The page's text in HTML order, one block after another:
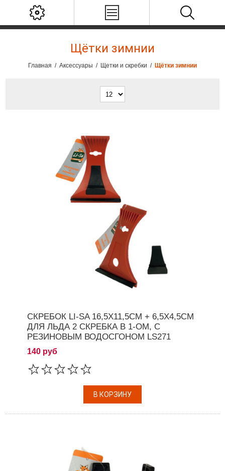
Щётки зимнии
Главная / Аксессуары / Щетки и скребки / Щётки зимнии
СКРЕБОК LI-SA 16,5Х11,5СМ + 6,5Х4,5СМ
ДЛЯ ЛЬДА 2 СКРЕБКА В 1-ОМ, С
РЕЗИНОВЫМ ВОДОСГОНОМ LS271
140 руб